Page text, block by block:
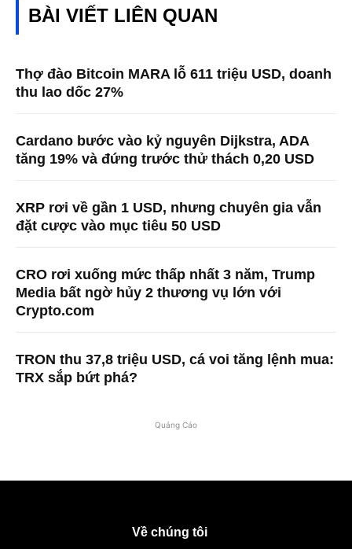
BÀI VIẾT LIÊN QUAN
Thợ đào Bitcoin MARA lỗ 611 triệu USD, doanh
thu lao dốc 27%
Cardano bước vào kỷ nguyên Dijkstra, ADA
tăng 19% và đứng trước thử thách 0,20 USD
XRP rơi về gần 1 USD, nhưng chuyên gia vẫn
đặt cược vào mục tiêu 50 USD
CRO rơi xuống mức thấp nhất 3 năm, Trump
Media bất ngờ hủy 2 thương vụ lớn với
Crypto.com
TRON thu 37,8 triệu USD, cá voi tăng lệnh mua:
TRX sắp bứt phá?
Quảng Cáo
Về chúng tôi